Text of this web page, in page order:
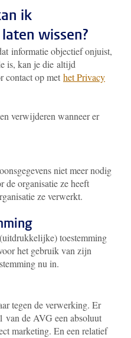
ik
wissen?
informatie objectief onjuist,
is, kan je die altijd
contact op met het Privacy
verwijderen wanneer er
niet meer nodig
de organisatie ze heeft
ze verwerkt.
toestemming
het gebruik van zijn
nu in.
tegen de verwerking. Er
van de AVG een absoluut
marketing. En een relatief